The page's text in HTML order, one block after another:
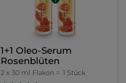
1+1 Oleo-Serum
Rosenblüten
2 x 30 ml Flakon = 1 Stück